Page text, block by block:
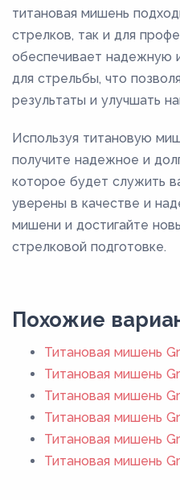
титановая мишень
стрелков, так и для
обеспечивает надежную
для стрельбы, что
результаты и улучшать
Используя титановую
получите надежное и
которое будет служить
уверены в качестве и
мишени и достигайте
стрелковой подготовке.
Похожие
Титановая мишень
Титановая мишень
Титановая мишень
Титановая мишень
Титановая мишень
Титановая мишень